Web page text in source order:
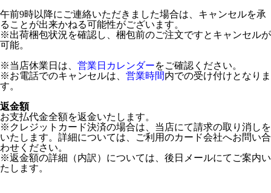
午前9時以降にご連絡いただきました場合は、キャンセルを承
ることが出来かねる可能性がございます。
※出荷梱包状況を確認し、梱包前のご注文ですとキャンセルが
可能。
※当店休業日は、 営業日カレンダーをご確認ください。
※お電話でのキャンセルは、 営業時間内での受け付けとなりま
す。
返金額
お支払代金全額を返金いたします。
※クレジットカード決済の場合は、当店にて請求の取り消しを
いたします。詳細については、ご利用のカード会社へお問い合
わせください。
※返金額の詳細（内訳）については、後日メールにてご案内い
たします。